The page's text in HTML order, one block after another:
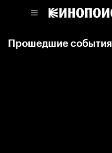
Прошедшие события